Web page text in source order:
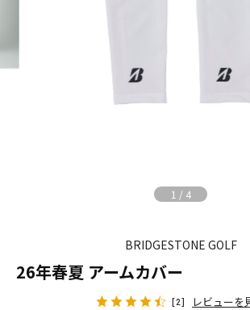
1 / 4
BRIDGESTONE GOLF
26年春夏 アームカバー
[2] レビューを